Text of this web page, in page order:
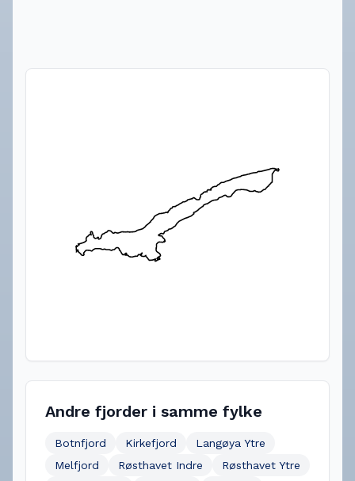
Andre fjorder i samme fylke
Botnfjord Kirkefjord
Langøya Ytre
Melfjord
Røsthavet Indre
Røsthavet Ytre